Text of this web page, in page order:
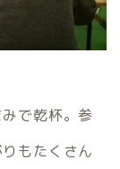
で乾杯。参
もたくさん